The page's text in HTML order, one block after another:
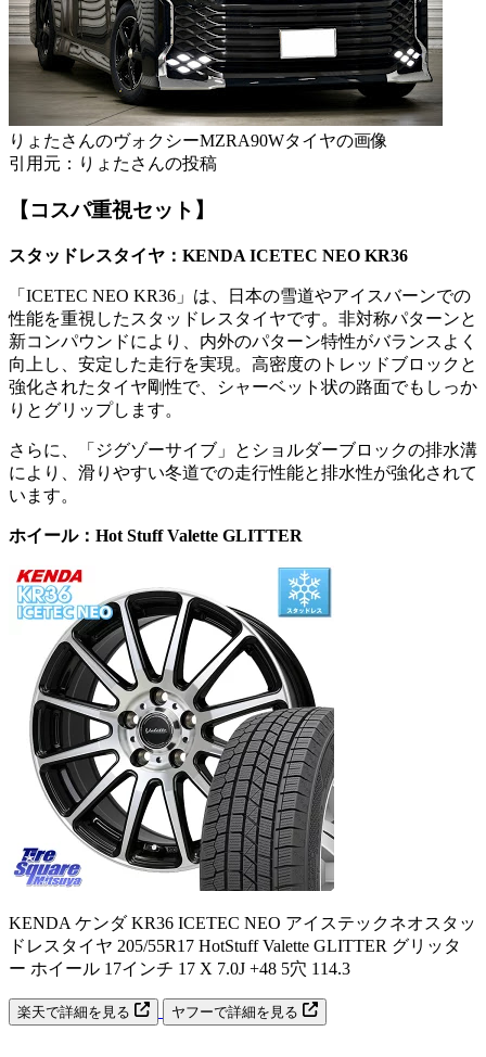
りょたさんのヴォクシーMZRA90Wタイヤの画像
引用元：りょたさんの投稿
【コスパ重視セット】
スタッドレスタイヤ：KENDA ICETEC NEO KR36
「ICETEC NEO KR36」は、日本の雪道やアイスバーンでの
性能を重視したスタッドレスタイヤです。非対称パターンと
新コンパウンドにより、内外のパターン特性がバランスよく
向上し、安定した走行を実現。高密度のトレッドブロックと
強化されたタイヤ剛性で、シャーベット状の路面でもしっか
りとグリップします。
さらに、「ジグゾーサイブ」とショルダーブロックの排水溝
により、滑りやすい冬道での走行性能と排水性が強化されて
います。
ホイール：Hot Stuff Valette GLITTER
KENDA ケンダ KR36 ICETEC NEO アイステックネオスタッ
ドレスタイヤ 205/55R17 HotStuff Valette GLITTER グリッタ
ー ホイール 17インチ 17 X 7.0J +48 5穴 114.3
楽天で詳細を見る ヤフーで詳細を見る